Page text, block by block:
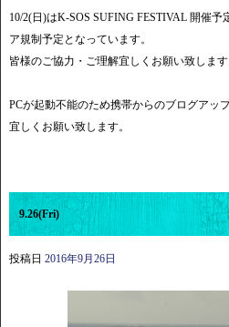
10/2(日)はK-SOS SUFING FESTIVAL 開催
ア規制予定となっています。
皆様のご協力・ご理解宜しくお願い致します
PCが起動不能のため携帯からのブログアッ
宜しくお願い致します。
9.26(Fri)
投稿日 2016年9月26日